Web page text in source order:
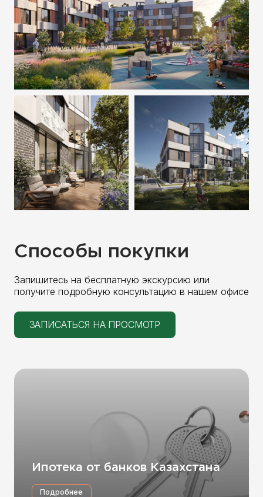
Способы покупки
Запишитесь на бесплатную экскурсию или
получите подробную консультацию в нашем офисе
ЗАПИСАТЬСЯ НА ПРОСМОТР
Ипотека от банков Казахстана
Подробнее